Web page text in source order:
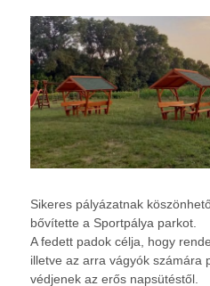
Sikeres pályázatnak
bővítette a Sportpálya parkot.
A fedett padok célja, hogy
illetve az arra vágyók számára
védjenek az erős napsütéstől.